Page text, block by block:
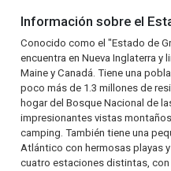
Información sobre el
Conocido como el "Estado de
encuentra en Nueva Inglaterra
Maine y Canadá. Tiene una
poco más de 1.3 millones de
hogar del Bosque Nacional de
impresionantes vistas
camping. También tiene una
Atlántico con hermosas playas
cuatro estaciones distintas,